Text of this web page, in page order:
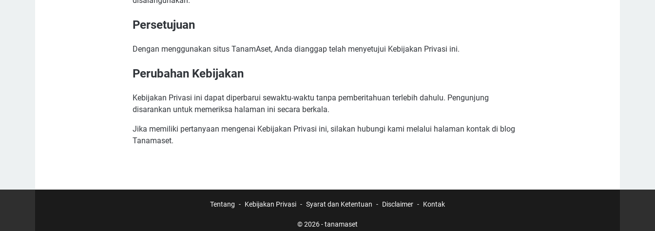
Persetujuan
Dengan menggunakan situs TanamAset, Anda dianggap telah menyetujui Kebijakan Privasi ini.
Perubahan Kebijakan
Kebijakan Privasi ini dapat diperbarui sewaktu-waktu tanpa pemberitahuan terlebih dahulu. Pengunjung
disarankan untuk memeriksa halaman ini secara berkala.
Jika memiliki pertanyaan mengenai Kebijakan Privasi ini, silakan hubungi kami melalui halaman kontak di blog
Tanamaset.
Tentang Kebijakan Privasi Syarat dan Ketentuan Disclaimer Kontak
© 2026 -tanamaset